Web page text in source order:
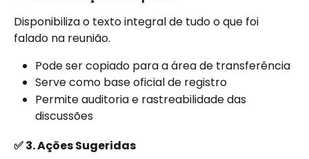
Disponibiliza o texto integral de tudo o que foi
falado na reunião.
Pode ser copiado para a área de transferência
Serve como base oficial de registro
Permite auditoria e rastreabilidade das
discussões
✅ 3. Ações Sugeridas